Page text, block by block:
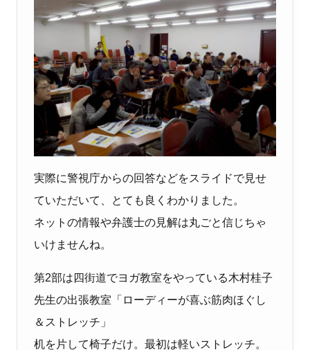
実際に警視庁からの回答などをスライドで見せ
ていただいて、とても良くわかりました。
ネットの情報や弁護士の見解は丸ごと信じちゃ
いけませんね。
第2部は四街道でヨガ教室をやっている木村桂子
先生の出張教室「ローディーが喜ぶ筋肉ほぐし
＆ストレッチ」
机を片して椅子だけ。最初は軽いストレッチ。